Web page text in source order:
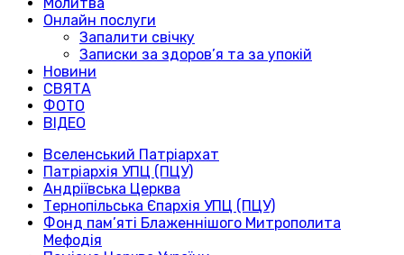
Молитва
Онлайн послуги
Запалити свічку
Записки за здоров’я та за упокій
Новини
СВЯТА
ФОТО
ВІДЕО
Вселенський Патріархат
Патріархія УПЦ (ПЦУ)
Андріївська Церква
Тернопільська Єпархія УПЦ (ПЦУ)
Фонд пам’яті Блаженнішого Митрополита
Мефодія